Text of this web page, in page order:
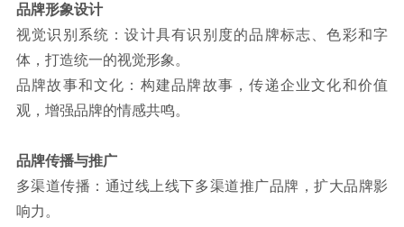
品牌形象设计
视觉识别系统：设计具有识别度的品牌标志、色彩和字
体，打造统一的视觉形象。
品牌故事和文化：构建品牌故事，传递企业文化和价值
观，增强品牌的情感共鸣。
品牌传播与推广
多渠道传播：通过线上线下多渠道推广品牌，扩大品牌影
响力。